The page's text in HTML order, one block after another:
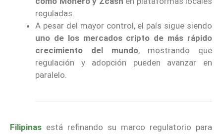
reguladas.
A pesar del mayor control, el país sigue siendo
uno de los mercados cripto de más rápido
crecimiento del mundo, mostrando que
regulación y adopción pueden avanzar en
paralelo.
Filipinas está refinando su marco regulatorio para